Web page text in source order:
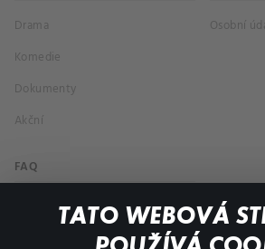
TATO WEBOVÁ
Drama
Komedie
Dokumenty
Akční
Osobní
FAQ
Můj účet
Důležité odkazy